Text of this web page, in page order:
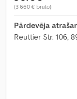
(3 660 € bruto)
Pārdevēja
Reuttier Str. 106,